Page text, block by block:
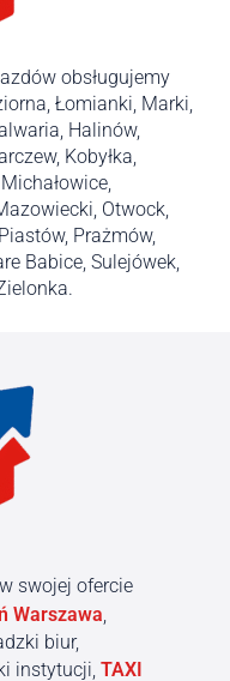
obsługujemy
Łomianki, Marki,
Halinów,
Kobyłka,
Otwock,
Prażmów,
Babice, Sulejówek,
w swojej ofercie
Warszawa,
biur,
instytucji, TAXI